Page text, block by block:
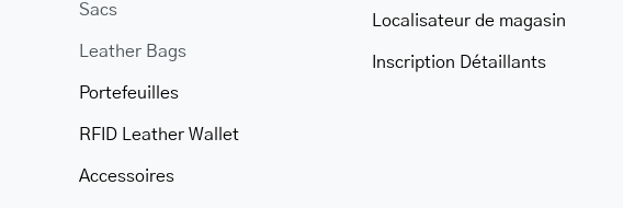
Sacs
Leather Bags
Portefeuilles
RFID Leather Wallet
Accessoires
Localisateur de magasin
Inscription Détaillants